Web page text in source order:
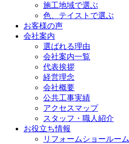
施工地域で選ぶ
色、テイストで選ぶ
お客様の声
会社案内
選ばれる理由
会社案内一覧
代表挨拶
経営理念
会社概要
公共工事実績
アクセスマップ
スタッフ・職人紹介
お役立ち情報
リフォームショールーム